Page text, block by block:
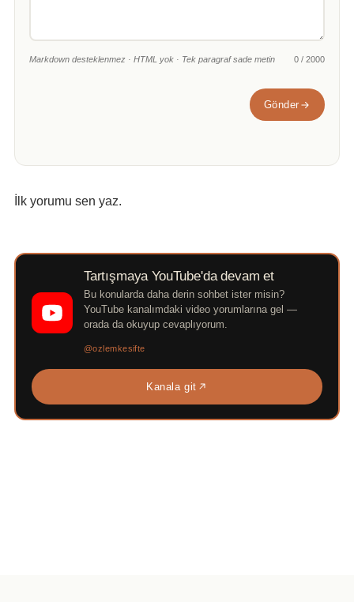
Markdown desteklenmez · HTML yok · Tek paragraf sade metin 0 / 2000
Gönder
İlk yorumu sen yaz.
Tartışmaya YouTube'da devam et
Bu konularda daha derin sohbet ister misin?
YouTube kanalımdaki video yorumlarına gel —
orada da okuyup cevaplıyorum.
@ozlemkesifte
Kanala git